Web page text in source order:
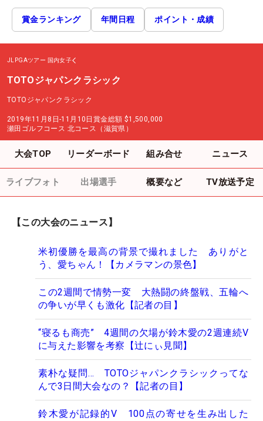
賞金ランキング 年間日程 ポイント・成績
JLPGAツアー 国内女子
TOTOジャパンクラシック
TOTOジャパンクラシック
2019年11月8日-11月10日 賞金総額 $1,500,000
瀬田ゴルフコース 北コース（滋賀県）
大会TOP リーダーボード 組み合せ ニュース
ライブフォト 出場選手 概要など TV放送予定
【この大会のニュース】
米初優勝を最高の背景で撮れました ありがと
う、愛ちゃん！【カメラマンの景色】
この2週間で情勢一変 大熱闘の終盤戦、五輪へ
の争いが早くも激化【記者の目】
“寝るも商売” 4週間の欠場が鈴木愛の2週連続V
に与えた影響を考察【辻にぃ見聞】
素朴な疑問… TOTOジャパンクラシックってな
んで3日間大会なの？【記者の目】
鈴木愛が記録的V 100点の寄せを生み出した